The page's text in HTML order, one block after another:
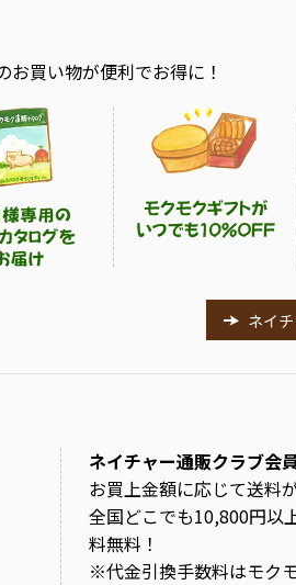
買い物が便利でお得に！
ネイ
ネイチャー通販クラブ会
お買上金額に応じて送料
全国どこでも10,800円以
料無料！
※代金引換手数料はモク